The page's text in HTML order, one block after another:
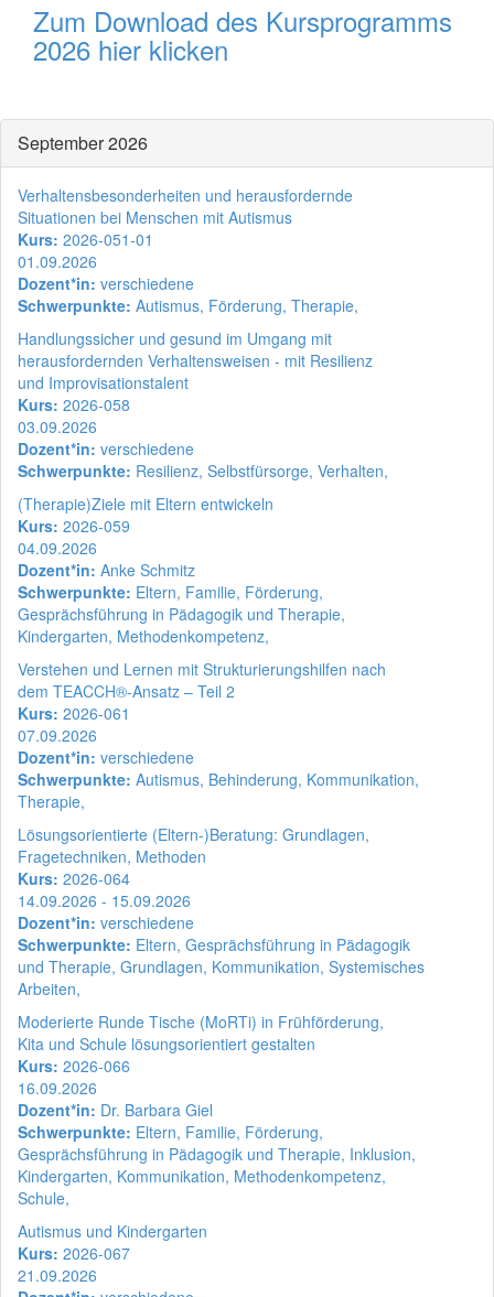
Zum Download des Kursprogramms
2026 hier klicken
September 2026
Verhaltensbesonderheiten und herausfordernde
Situationen bei Menschen mit Autismus
Kurs: 2026-051-01
01.09.2026
Dozent*in: verschiedene
Schwerpunkte: Autismus, Förderung, Therapie,
Handlungssicher und gesund im Umgang mit
herausfordernden Verhaltensweisen - mit Resilienz
und Improvisationstalent
Kurs: 2026-058
03.09.2026
Dozent*in: verschiedene
Schwerpunkte: Resilienz, Selbstfürsorge, Verhalten,
(Therapie)Ziele mit Eltern entwickeln
Kurs: 2026-059
04.09.2026
Dozent*in: Anke Schmitz
Schwerpunkte: Eltern, Familie, Förderung,
Gesprächsführung in Pädagogik und Therapie,
Kindergarten, Methodenkompetenz,
Verstehen und Lernen mit Strukturierungshilfen nach
dem TEACCH®-Ansatz – Teil 2
Kurs: 2026-061
07.09.2026
Dozent*in: verschiedene
Schwerpunkte: Autismus, Behinderung, Kommunikation,
Therapie,
Lösungsorientierte (Eltern-)Beratung: Grundlagen,
Fragetechniken, Methoden
Kurs: 2026-064
14.09.2026 - 15.09.2026
Dozent*in: verschiedene
Schwerpunkte: Eltern, Gesprächsführung in Pädagogik
und Therapie, Grundlagen, Kommunikation, Systemisches
Arbeiten,
Moderierte Runde Tische (MoRTi) in Frühförderung,
Kita und Schule lösungsorientiert gestalten
Kurs: 2026-066
16.09.2026
Dozent*in: Dr. Barbara Giel
Schwerpunkte: Eltern, Familie, Förderung,
Gesprächsführung in Pädagogik und Therapie, Inklusion,
Kindergarten, Kommunikation, Methodenkompetenz,
Schule,
Autismus und Kindergarten
Kurs: 2026-067
21.09.2026